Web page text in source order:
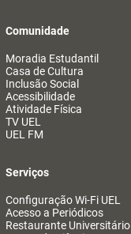
Comunidade
Moradia Estudantil
Casa de Cultura
Inclusão Social
Acessibilidade
Atividade Física
TV UEL
UEL FM
Serviços
Configuração Wi-Fi UEL
Acesso a Periódicos
Restaurante Universitário